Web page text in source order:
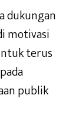
dukungan
motivasi
terus
publik